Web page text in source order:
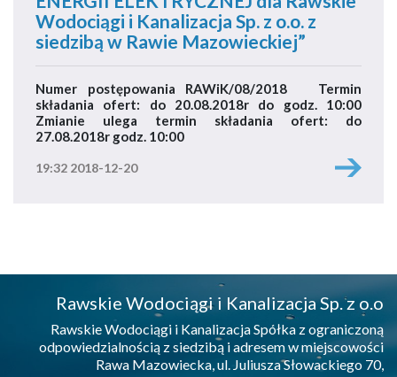
Wodociągi i Kanalizacja Sp. z o.o. z
siedzibą w Rawie Mazowieckiej”
Numer postępowania RAWiK/08/2018 Termin
składania ofert: do 20.08.2018r do godz. 10:00
Zmianie ulega termin składania ofert: do
27.08.2018r godz. 10:00
19:32 2018-12-20
Rawskie Wodociągi i Kanalizacja Sp. z o.o
Rawskie Wodociągi i Kanalizacja Spółka z ograniczoną
odpowiedzialnością z siedzibą i adresem w miejscowości
Rawa Mazowiecka, ul. Juliusza Słowackiego 70,